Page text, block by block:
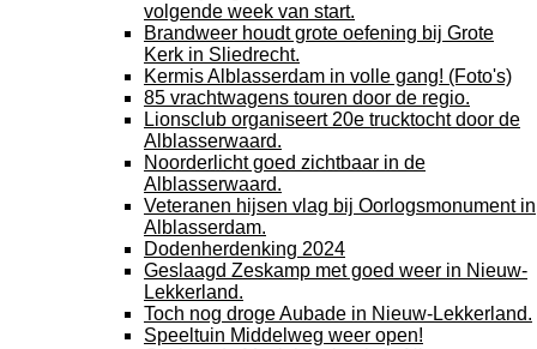
volgende week van start.
Brandweer houdt grote oefening bij Grote
Kerk in Sliedrecht.
Kermis Alblasserdam in volle gang! (Foto's)
85 vrachtwagens touren door de regio.
Lionsclub organiseert 20e trucktocht door de
Alblasserwaard.
Noorderlicht goed zichtbaar in de
Alblasserwaard.
Veteranen hijsen vlag bij Oorlogsmonument in
Alblasserdam.
Dodenherdenking 2024
Geslaagd Zeskamp met goed weer in Nieuw-
Lekkerland.
Toch nog droge Aubade in Nieuw-Lekkerland.
Speeltuin Middelweg weer open!